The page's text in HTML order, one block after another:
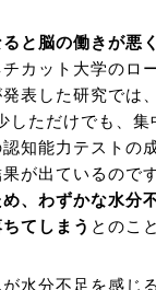
と脳の働きが悪
カット大学のロ
表した研究では
しただけでも、集
知能力テストの
が出ているのです
、わずかな水分
てしまう とのこ
水分不足を感じ